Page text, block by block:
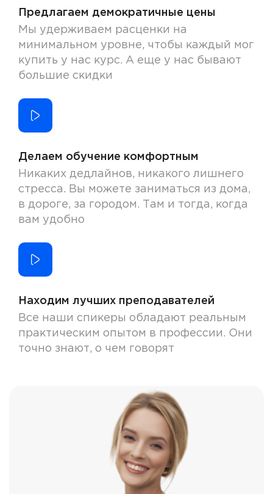
Предлагаем демократичные цены
Мы удерживаем расценки на
минимальном уровне, чтобы каждый мог
купить у нас курс. А еще у нас бывают
большие скидки
Делаем обучение комфортным
Никаких дедлайнов, никакого лишнего
стресса. Вы можете заниматься из дома,
в дороге, за городом. Там и тогда, когда
вам удобно
Находим лучших преподавателей
Все наши спикеры обладают реальным
практическим опытом в профессии. Они
точно знают, о чем говорят